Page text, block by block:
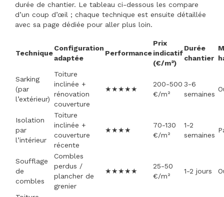
durée de chantier. Le tableau ci-dessous les compare
d’un coup d’œil ; chaque technique est ensuite détaillée
avec sa page dédiée pour aller plus loin.
Technique
Configuration
adaptée
Performance
Prix
indicatif
(€/m²)
Durée
chantier
Sarking
(par
l’extérieur)
Toiture
inclinée +
rénovation
couverture
★★★★★
200-500
€/m²
3-6
semaines
Isolation
par
l’intérieur
Toiture
inclinée +
couverture
récente
★★★★
70-130
€/m²
1-2
semaines
Soufflage
de
combles
Combles
perdus /
plancher de
grenier
★★★★★
25-50
€/m²
1-2 jours